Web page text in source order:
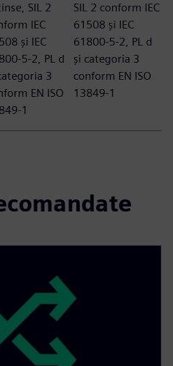
SIL 2
IEC
și IEC
5-2, PL d
3
EN ISO
1
SIL 2 conform IEC
61508 și IEC
61800-5-2, PL d
și categoria 3
conform EN ISO
13849-1